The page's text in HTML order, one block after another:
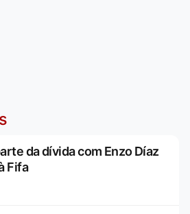
da dívida com Enzo Díaz
Fifa